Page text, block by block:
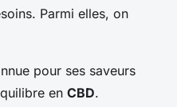
Parmi elles, on
pour ses saveurs
en CBD.